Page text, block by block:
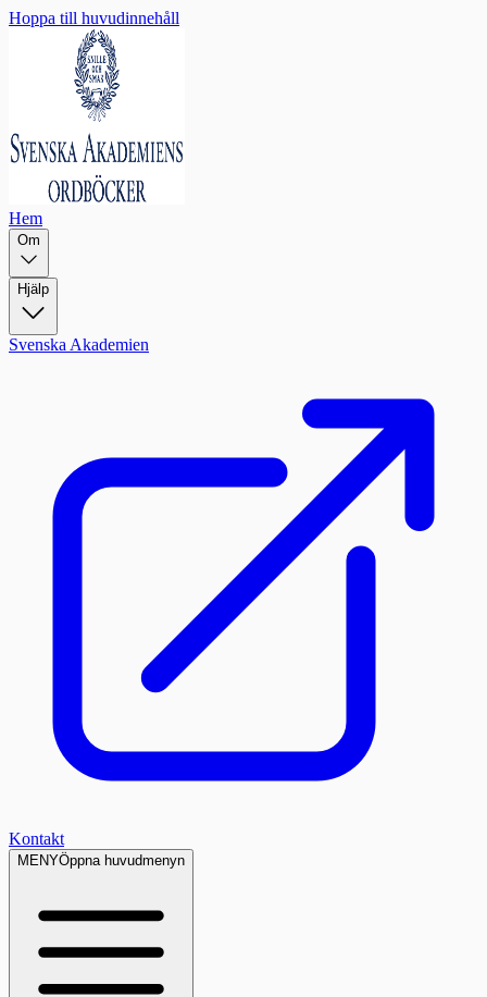
Hoppa till huvudinnehåll
Hem
Om
Hjälp
Svenska Akademien
Kontakt
MENYÖppna huvudmenyn